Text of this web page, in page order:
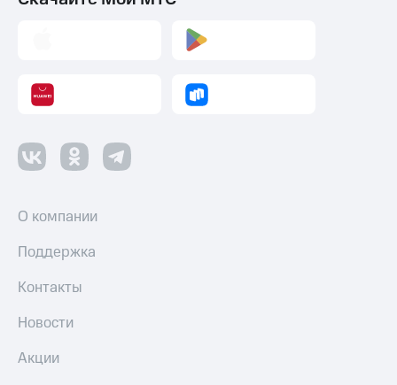
О компании
Поддержка
Контакты
Новости
Акции